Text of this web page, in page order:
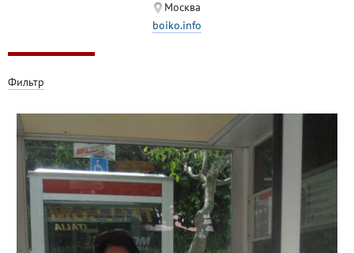
Москва
boiko.info
Фильтр